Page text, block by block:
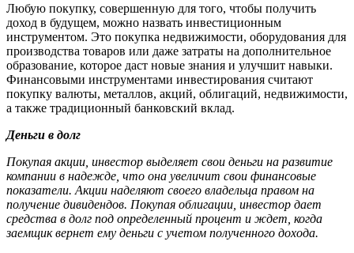
Любую покупку, совершенную для того, чтобы получить
доход в будущем, можно назвать инвестиционным
инструментом. Это покупка недвижимости, оборудования для
производства товаров или даже затраты на дополнительное
образование, которое даст новые знания и улучшит навыки.
Финансовыми инструментами инвестирования считают
покупку валюты, металлов, акций, облигаций, недвижимости,
а также традиционный банковский вклад.
Деньги в долг
Покупая акции, инвестор выделяет свои деньги на развитие
компании в надежде, что она увеличит свои финансовые
показатели. Акции наделяют своего владельца правом на
получение дивидендов. Покупая облигации, инвестор дает
средства в долг под определенный процент и ждет, когда
заемщик вернет ему деньги с учетом полученного дохода.